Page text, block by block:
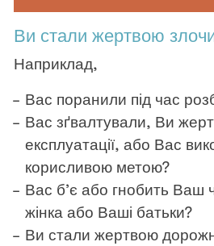
Ви стали жертвою
Наприклад,
Вас поранили під час
Вас зґвалтували, Ви
експлуатації, або Вас
корисливою метою?
Вас б’є або гнобить Ваш
жінка або Ваші батьки?
Ви стали жертвою